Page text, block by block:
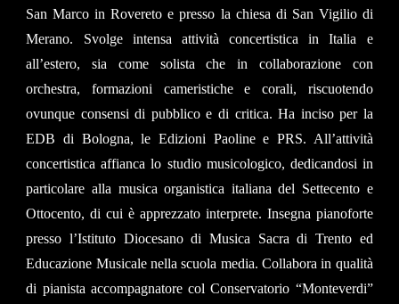
San Marco in Rovereto e presso la chiesa di San Vigilio di
Merano. Svolge intensa attività concertistica in Italia e
all’estero, sia come solista che in collaborazione con
orchestra, formazioni cameristiche e corali, riscuotendo
ovunque consensi di pubblico e di critica. Ha inciso per la
EDB di Bologna, le Edizioni Paoline e PRS. All’attività
concertistica affianca lo studio musicologico, dedicandosi in
particolare alla musica organistica italiana del Settecento e
Ottocento, di cui è apprezzato interprete. Insegna pianoforte
presso l’Istituto Diocesano di Musica Sacra di Trento ed
Educazione Musicale nella scuola media. Collabora in qualità
di pianista accompagnatore col Conservatorio “Monteverdi”